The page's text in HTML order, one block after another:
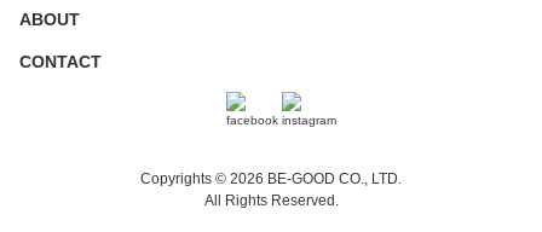
ABOUT
CONTACT
Copyrights © 2026 BE-GOOD CO., LTD.
All Rights Reserved.